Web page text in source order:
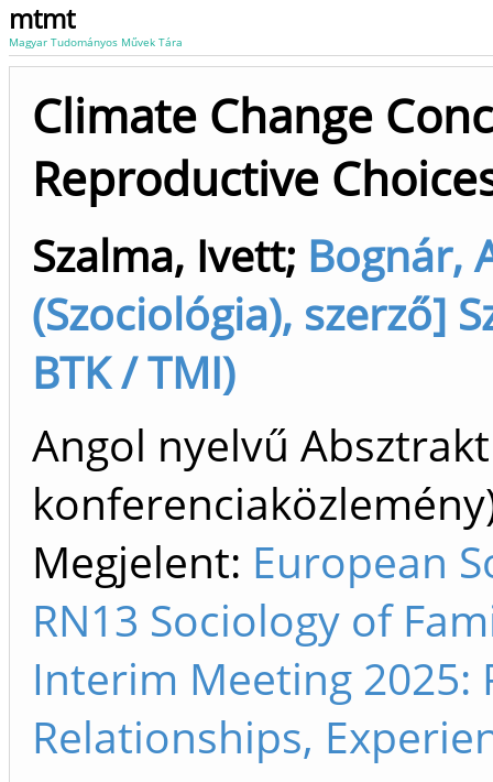
mtmt
Magyar Tudományos Művek Tára
Climate Change
Reproductive
Szalma, Ivett; Bognár,
(Szociológia), szerző]
BTK / TMI)
Angol nyelvű
Megjelent: European
RN13 Sociology of
Interim Meeting 2025:
Relationships,